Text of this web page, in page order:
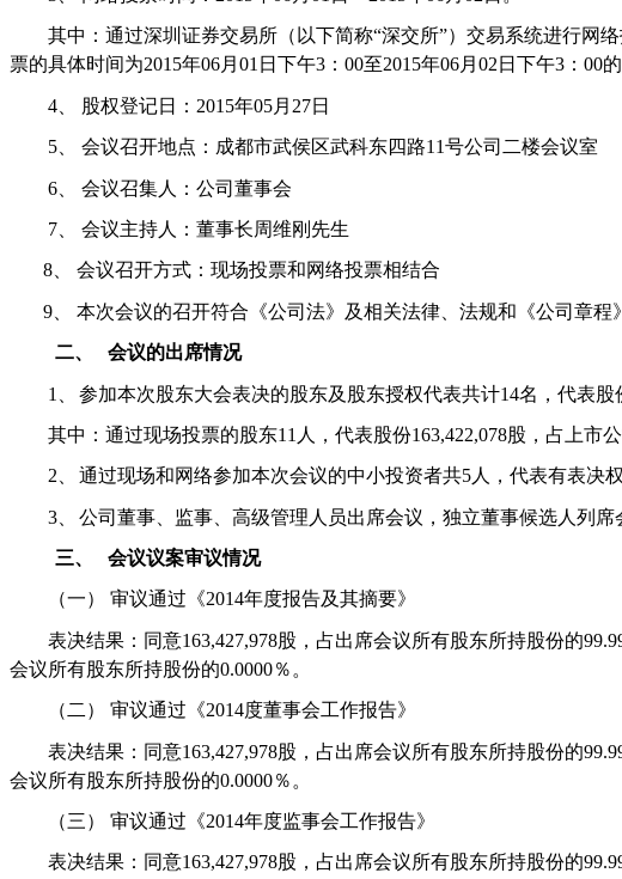
其中：通过深圳证券交易所（以下简称“深交所”）交易系统进行网
票的具体时间为2015年06月 01 日下午3 ： 00至2015年06月 02日下午3 ： 00
4、 股权登记日： 2015年05月 27日
5、 会议召开地点：成都市武侯区武科东四路11号公司二楼会议室
6、 会议召集人：公司董事会
7、 会议主持人：董事长周维刚先生
8、 会议召开方式：现场投票和网络投票相结合
9、 本次会议的召开符合《公司法》及相关法律、法规和《公司章程
二、 会议的出席情况
1、 参加本次股东大会表决的股东及股东授权代表共计14名， 代表股
其中： 通过现场投票的股东11 人，代表股份163,422,078股，占上市
2、 通过现场和网络参加本次会议的中小投资者共5人，代表有表决
3、 公司董事、监事、高级管理人员出席会议，独立董事候选人列
三、 会议议案审议情况
（一） 审议通过《2014年度报告及其摘要》
表决结果：同意163,427,978股，占出席会议所有股东所持股份的
会议所有股东所持股份的0.0000％。
（二） 审议通过《2014度董事会工作报告》
表决结果：同意163,427,978股，占出席会议所有股东所持股份的
会议所有股东所持股份的0.0000％。
（三） 审议通过《2014年度监事会工作报告》
表决结果：同意163,427,978股，占出席会议所有股东所持股份的